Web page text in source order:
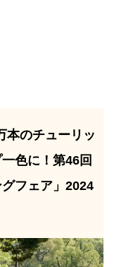
本のチューリッ
色に！第46回
グフェア」2024